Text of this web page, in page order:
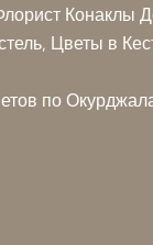
Конаклы
Цветы в
по